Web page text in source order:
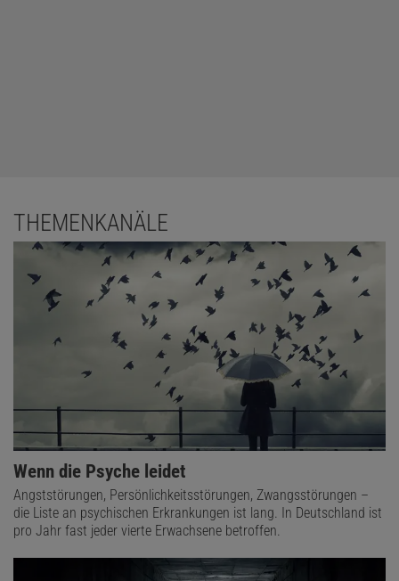
THEMENKANÄLE
Wenn die Psyche leidet
Angststörungen, Persönlichkeitsstörungen, Zwangsstörungen –
die Liste an psychischen Erkrankungen ist lang. In Deutschland ist
pro Jahr fast jeder vierte Erwachsene betroffen.